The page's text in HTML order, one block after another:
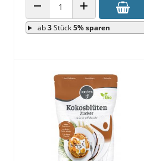
ANZAHL VERRINGERNANZAHL ERHÖHEN
ab3Stück5% sparen